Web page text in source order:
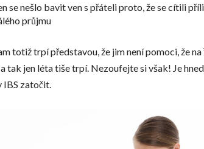
se nešlo bavit ven s přáteli proto, že se cítili
průjmu
totiž trpí představou, že jim není pomoci, že
tak jen léta tiše trpí. Nezoufejte si však! Je
IBS zatočit.